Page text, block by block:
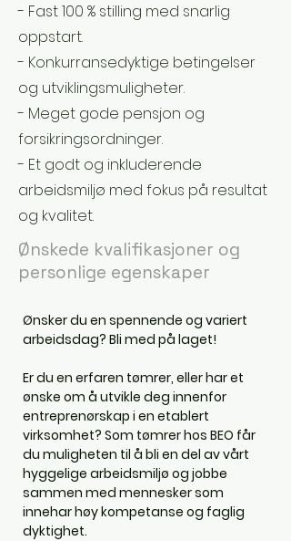
- Fast 100 % stilling med snarlig
oppstart.
- Konkurransedyktige betingelser
og utviklingsmuligheter.
- Meget gode pensjon og
forsikringsordninger.
- Et godt og inkluderende
arbeidsmiljø med fokus på resultat
og kvalitet.
Ønskede kvalifikasjoner og
personlige egenskaper
Ønsker du en spennende og variert
arbeidsdag? Bli med på laget!
Er du en erfaren tømrer, eller har et
ønske om å utvikle deg innenfor
entreprenørskap i en etablert
virksomhet? Som tømrer hos BEO får
du muligheten til å bli en del av vårt
hyggelige arbeidsmiljø og jobbe
sammen med mennesker som
innehar høy kompetanse og faglig
dyktighet.